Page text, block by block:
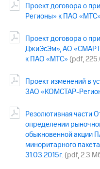
регионе
Корпоративное
управление
Корпоративный
Раскрытие
информации
акционерам
Документы
ПАО
"МТС"
Собрания
акционеров
Проект договора о
Регионы» к ПАО «МТС»
Проект договора о
ДжиЭсЭм», АО
к ПАО «МТС» (pdf,
Проект изменений в
ЗАО «КОМСТАР-
Резолютивная части
определении
обыкновенной акции
миноритарного
31.03.2015г.(pdf, 2.3